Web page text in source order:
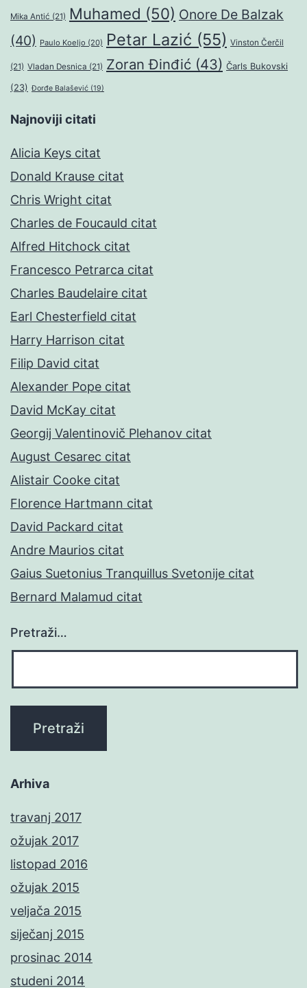
Mika Antić (21) Muhamed (50) Onore De Balzak
(40) Paulo Koeljo (20) Petar Lazić (55) Vinston Čerčil
(21) Vladan Desnica (21) Zoran Đinđić (43) Čarls Bukovski
(23) Đorđe Balašević (19)
Najnoviji citati
Alicia Keys citat
Donald Krause citat
Chris Wright citat
Charles de Foucauld citat
Alfred Hitchock citat
Francesco Petrarca citat
Charles Baudelaire citat
Earl Chesterfield citat
Harry Harrison citat
Filip David citat
Alexander Pope citat
David McKay citat
Georgij Valentinovič Plehanov citat
August Cesarec citat
Alistair Cooke citat
Florence Hartmann citat
David Packard citat
Andre Maurios citat
Gaius Suetonius Tranquillus Svetonije citat
Bernard Malamud citat
Pretraži…
Arhiva
travanj 2017
ožujak 2017
listopad 2016
ožujak 2015
veljača 2015
siječanj 2015
prosinac 2014
studeni 2014